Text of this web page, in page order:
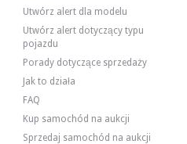
Utwórz alert dla modelu
Utwórz alert dotyczący typu
pojazdu
Porady dotyczące sprzedaży
Jak to działa
FAQ
Kup samochód na aukcji
Sprzedaj samochód na aukcji